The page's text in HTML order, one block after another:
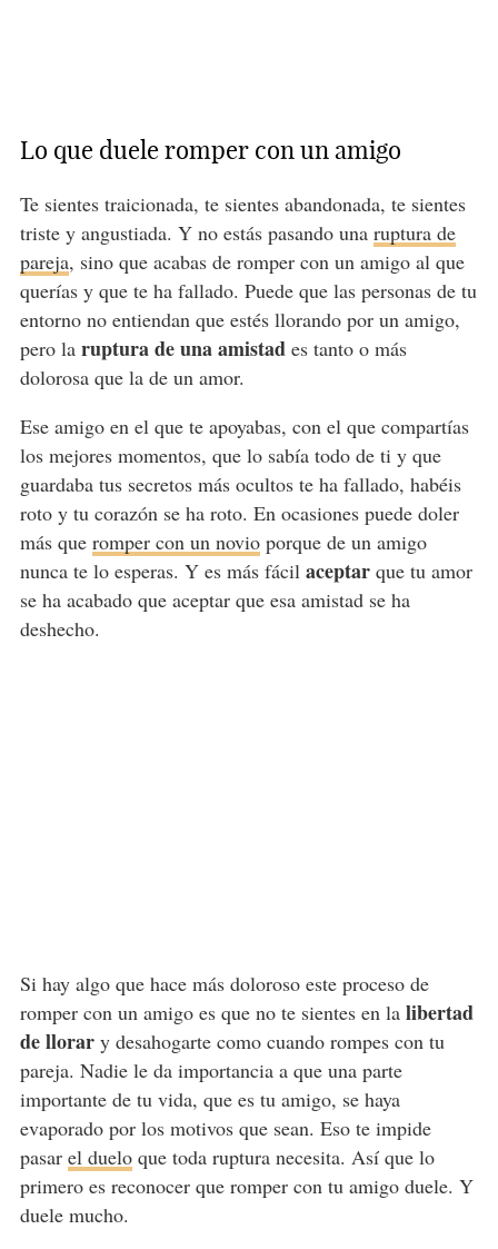
Lo que duele romper con un amigo
Te sientes traicionada, te sientes abandonada, te sientes
triste y angustiada. Y no estás pasando una ruptura de
pareja, sino que acabas de romper con un amigo al que
querías y que te ha fallado. Puede que las personas de tu
entorno no entiendan que estés llorando por un amigo,
pero la ruptura de una amistades tanto o más
dolorosa que la de un amor.
Ese amigo en el que te apoyabas, con el que compartías
los mejores momentos, que lo sabía todo de ti y que
guardaba tus secretos más ocultos te ha fallado, habéis
roto y tu corazón se ha roto. En ocasiones puede doler
más que romper con un novioporque de un amigo
nunca te lo esperas. Y es más fácil aceptarque tu amor
se ha acabado que aceptar que esa amistad se ha
deshecho.
Si hay algo que hace más doloroso este proceso de
romper con un amigo es que no te sientes en la libertad
de llorary desahogarte como cuando rompes con tu
pareja. Nadie le da importancia a que una parte
importante de tu vida, que es tu amigo, se haya
evaporado por los motivos que sean. Eso te impide
pasar el dueloque toda ruptura necesita. Así que lo
primero es reconocer que romper con tu amigo duele. Y
duele mucho.